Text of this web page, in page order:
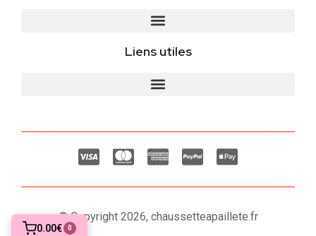
Liens utiles
© Copyright 2026, chaussetteapaillete.fr
0.00€ 0